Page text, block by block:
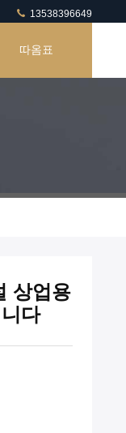
13538396649
따옴표
상업용
다